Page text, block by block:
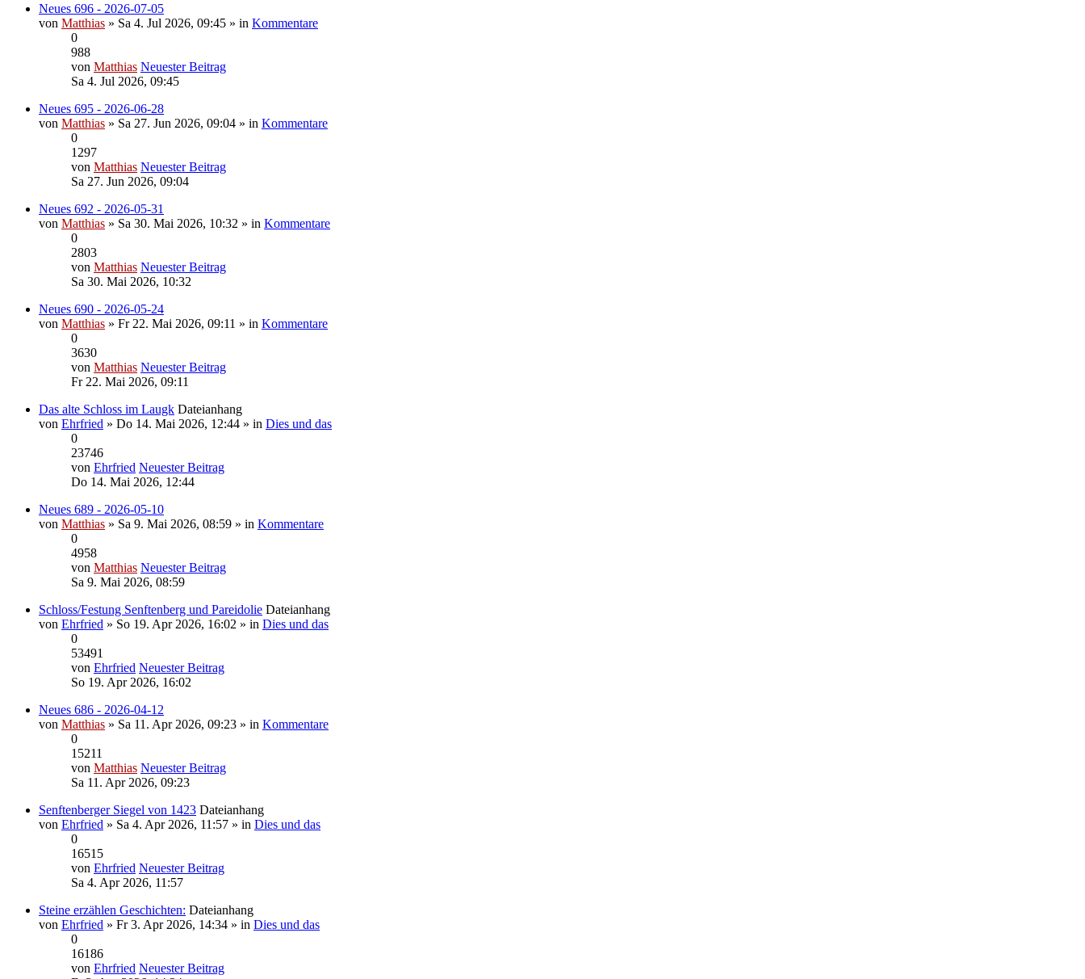
Neues 696 - 2026-07-05
von Matthias » Sa 4. Jul 2026, 09:45 » in Kommentare
0
988
von Matthias Neuester Beitrag
Sa 4. Jul 2026, 09:45
Neues 695 - 2026-06-28
von Matthias » Sa 27. Jun 2026, 09:04 » in Kommentare
0
1297
von Matthias Neuester Beitrag
Sa 27. Jun 2026, 09:04
Neues 692 - 2026-05-31
von Matthias » Sa 30. Mai 2026, 10:32 » in Kommentare
0
2803
von Matthias Neuester Beitrag
Sa 30. Mai 2026, 10:32
Neues 690 - 2026-05-24
von Matthias » Fr 22. Mai 2026, 09:11 » in Kommentare
0
3630
von Matthias Neuester Beitrag
Fr 22. Mai 2026, 09:11
Das alte Schloss im Laugk Dateianhang
von Ehrfried » Do 14. Mai 2026, 12:44 » in Dies und das
0
23746
von Ehrfried Neuester Beitrag
Do 14. Mai 2026, 12:44
Neues 689 - 2026-05-10
von Matthias » Sa 9. Mai 2026, 08:59 » in Kommentare
0
4958
von Matthias Neuester Beitrag
Sa 9. Mai 2026, 08:59
Schloss/Festung Senftenberg und Pareidolie Dateianhang
von Ehrfried » So 19. Apr 2026, 16:02 » in Dies und das
0
53491
von Ehrfried Neuester Beitrag
So 19. Apr 2026, 16:02
Neues 686 - 2026-04-12
von Matthias » Sa 11. Apr 2026, 09:23 » in Kommentare
0
15211
von Matthias Neuester Beitrag
Sa 11. Apr 2026, 09:23
Senftenberger Siegel von 1423 Dateianhang
von Ehrfried » Sa 4. Apr 2026, 11:57 » in Dies und das
0
16515
von Ehrfried Neuester Beitrag
Sa 4. Apr 2026, 11:57
Steine erzählen Geschichten: Dateianhang
von Ehrfried » Fr 3. Apr 2026, 14:34 » in Dies und das
0
16186
von Ehrfried Neuester Beitrag